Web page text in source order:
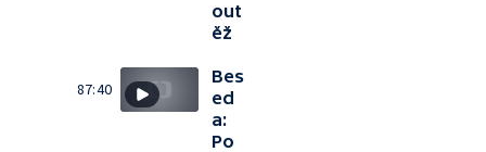
out
ěž
87:40
Bes
ed
a:
Po